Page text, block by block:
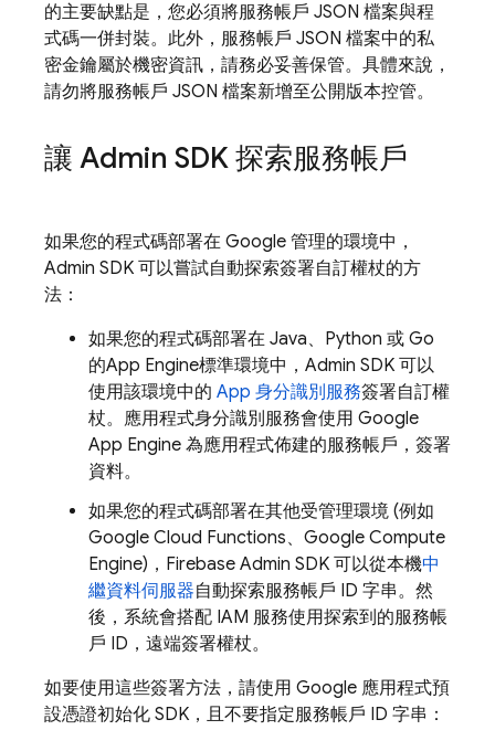
的主要缺點是，您必須將服務帳戶 JSON 檔案與程
式碼一併封裝。此外，服務帳戶 JSON 檔案中的私
密金鑰屬於機密資訊，請務必妥善保管。具體來說，
請勿將服務帳戶 JSON 檔案新增至公開版本控管。
讓 Admin SDK 探索服務帳戶
如果您的程式碼部署在 Google 管理的環境中，
Admin SDK 可以嘗試自動探索簽署自訂權杖的方
法：
如果您的程式碼部署在 Java、Python 或 Go
的App Engine標準環境中，Admin SDK 可以
使用該環境中的 App 身分識別服務簽署自訂權
杖。應用程式身分識別服務會使用 Google
App Engine 為應用程式佈建的服務帳戶，簽署
資料。
如果您的程式碼部署在其他受管理環境 (例如
Google Cloud Functions、Google Compute
Engine)，Firebase Admin SDK 可以從本機中
繼資料伺服器自動探索服務帳戶 ID 字串。然
後，系統會搭配 IAM 服務使用探索到的服務帳
戶 ID，遠端簽署權杖。
如要使用這些簽署方法，請使用 Google 應用程式預
設憑證初始化 SDK，且不要指定服務帳戶 ID 字串：